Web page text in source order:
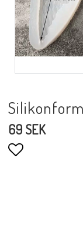
69 SEK